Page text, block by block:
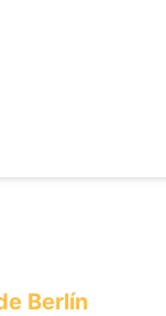
Berlín